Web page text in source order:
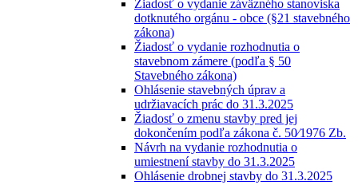
Žiadosť o vydanie záväzného stanoviska
dotknutého orgánu - obce (§21 stavebného
zákona)
Žiadosť o vydanie rozhodnutia o
stavebnom zámere (podľa § 50
Stavebného zákona)
Ohlásenie stavebných úprav a
udržiavacích prác do 31.3.2025
Žiadosť o zmenu stavby pred jej
dokončením podľa zákona č. 50⁄1976 Zb.
Návrh na vydanie rozhodnutia o
umiestnení stavby do 31.3.2025
Ohlásenie drobnej stavby do 31.3.2025